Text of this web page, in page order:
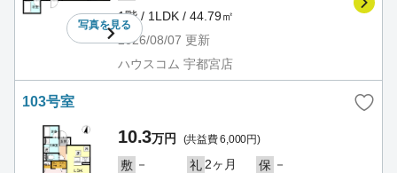
写真を見る
1階 / 1LDK / 44.79㎡
2026/08/07 更新
ハウスコム 宇都宮店
103号室
10.3万円 (共益費 6,000円)
敷 － 礼 2ヶ月 保 －